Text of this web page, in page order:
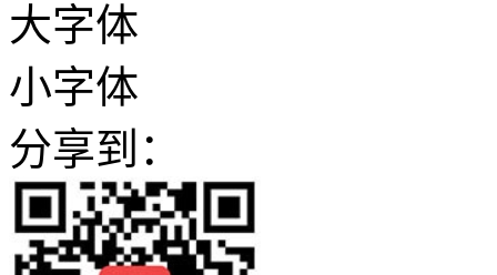
大字体
小字体
分享到：